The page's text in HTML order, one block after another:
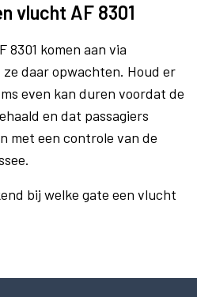
vlucht AF 8301
8301 komen aan via
daar opwachten. Houd er
even kan duren voordat de
en dat passagiers
met een controle van de
bij welke gate een vlucht